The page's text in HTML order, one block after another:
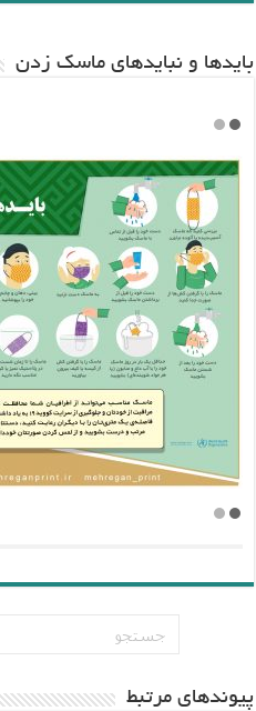
باید‌ها و نبایدهای ماسک زدن
پيوندهاي مرتبط